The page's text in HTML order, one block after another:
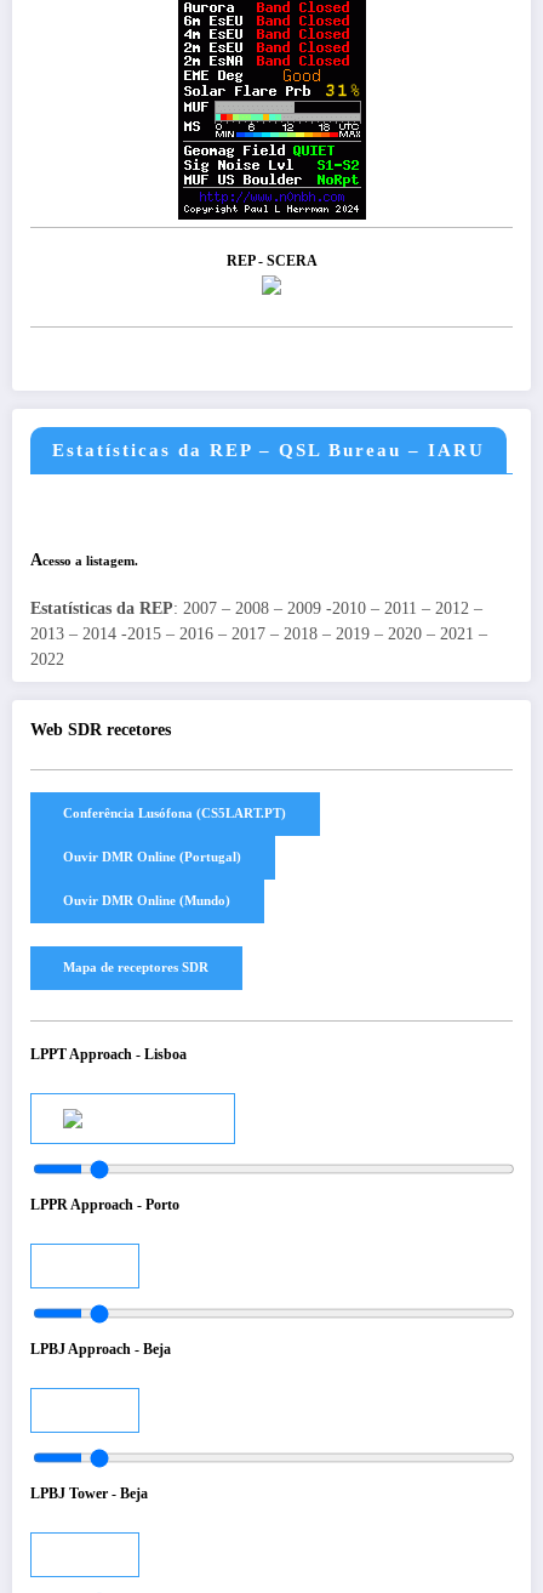
REP - SCERA
Estatísticas da REP – QSL Bureau – IARU
Acesso a listagem.
Estatísticas da REP: 2007 – 2008 – 2009 -2010 – 2011 – 2012 –
2013 – 2014 -2015 – 2016 – 2017 – 2018 – 2019 – 2020 – 2021 –
2022
Web SDR recetores
LPPT Approach - Lisboa
LPPR Approach - Porto
LPBJ Approach - Beja
LPBJ Tower - Beja